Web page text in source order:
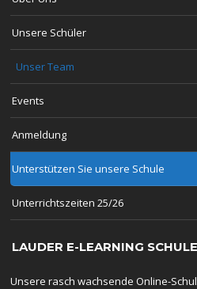
Unsere Schüler
Unser Team
Events
Anmeldung
Unterstützen Sie unsere Schule
Unterrichtszeiten 25/26
LAUDER E-LEARNING SCHULE
Unsere rasch wachsende Online-